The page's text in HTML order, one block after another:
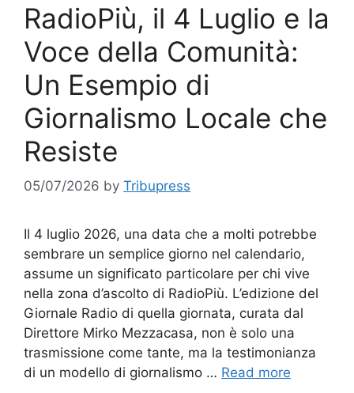
RadioPiù, il 4 Luglio e la
Voce della Comunità:
Un Esempio di
Giornalismo Locale che
Resiste
05/07/2026 by Tribupress
Il 4 luglio 2026, una data che a molti potrebbe
sembrare un semplice giorno nel calendario,
assume un significato particolare per chi vive
nella zona d’ascolto di RadioPiù. L’edizione del
Giornale Radio di quella giornata, curata dal
Direttore Mirko Mezzacasa, non è solo una
trasmissione come tante, ma la testimonianza
di un modello di giornalismo … Read more